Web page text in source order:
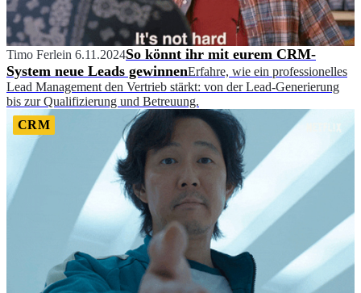
Timo Ferlein 6.11.2024So könnt ihr mit eurem CRM-
System neue Leads gewinnenErfahre, wie ein professionelles
Lead Management den Vertrieb stärkt: von der Lead-Generierung
bis zur Qualifizierung und Betreuung.
CRM